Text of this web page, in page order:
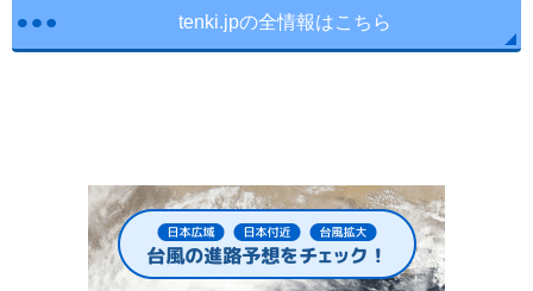
tenki.jpの全情報はこちら